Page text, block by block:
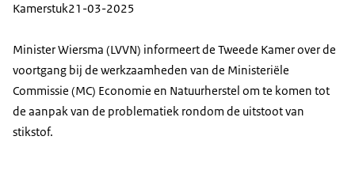
Kamerstuk21-03-2025
Minister Wiersma (LVVN) informeert de Tweede Kamer over de
voortgang bij de werkzaamheden van de Ministeriële
Commissie (MC) Economie en Natuurherstel om te komen tot
de aanpak van de problematiek rondom de uitstoot van
stikstof.